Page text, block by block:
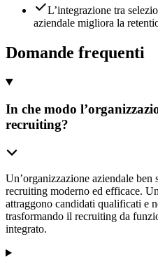
L’integrazione tra
aziendale migliora la
Domande frequenti
In che modo
recruiting?
Un’organizzazione aziendale ben
recruiting moderno ed efficace.
attraggono candidati qualificati e
trasformando il recruiting da
integrato.